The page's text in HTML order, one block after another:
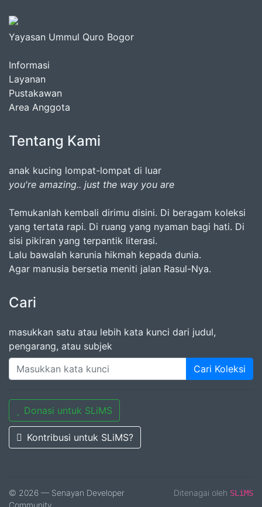
Yayasan Ummul Quro Bogor
Informasi
Layanan
Pustakawan
Area Anggota
Tentang Kami
anak kucing lompat-lompat di luar
you're amazing.. just the way you are
Temukanlah kembali dirimu disini. Di beragam koleksi
yang tertata rapi. Di ruang yang nyaman bagi hati. Di
sisi pikiran yang terpantik literasi.
Lalu bawalah karunia hikmah kepada dunia.
Agar manusia bersetia meniti jalan Rasul-Nya.
Cari
masukkan satu atau lebih kata kunci dari judul,
pengarang, atau subjek
Cari Koleksi
Donasi untuk SLiMS
Kontribusi untuk SLiMS?
© 2026 — Senayan Developer
Ditenagai oleh SLiMS